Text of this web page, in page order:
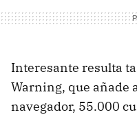
Interesante resulta
Warning, que añade
navegador, 55.000